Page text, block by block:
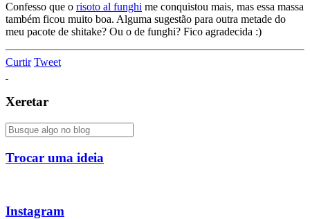
Confesso que o risoto al funghi me conquistou mais, mas essa massa
também ficou muito boa. Alguma sugestão para outra metade do
meu pacote de shitake? Ou o de funghi? Fico agradecida :)
Curtir Tweet
Xeretar
Trocar uma ideia
Instagram